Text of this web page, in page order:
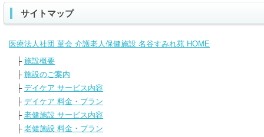
サイトマップ
医療法人社団 菫会 介護老人保健施設 名谷すみれ苑 HOME
├ 施設概要
├ 施設のご案内
├ デイケア サービス内容
├ デイケア 料金・プラン
├ 老健施設 サービス内容
├ 老健施設 料金・プラン